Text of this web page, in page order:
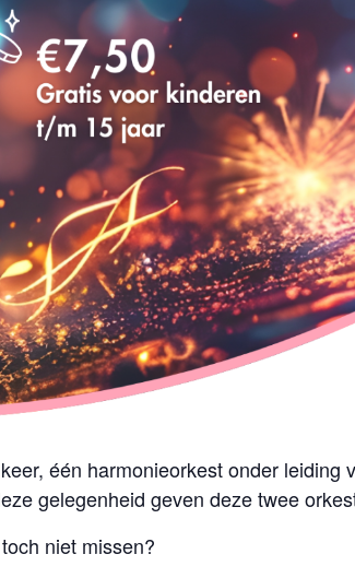
één harmonieorkest onder leiding
gelegenheid geven deze twee
niet missen?